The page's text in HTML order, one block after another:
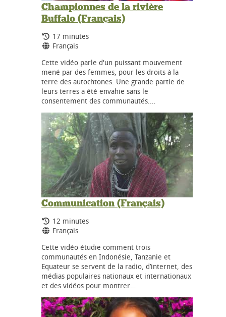
Championnes de la rivière
Buffalo (Français)
Durée:
17 minutes
Langues:
Français
Cette vidéo parle d'un puissant mouvement
mené par des femmes, pour les droits à la
terre des autochtones. Une grande partie de
leurs terres a été envahie sans le
consentement des communautés.…
Communication (Français)
Durée:
12 minutes
Langues:
Français
Cette vidéo étudie comment trois
communautés en Indonésie, Tanzanie et
Equateur se servent de la radio, d’internet, des
médias populaires nationaux et internationaux
et des vidéos pour montrer…